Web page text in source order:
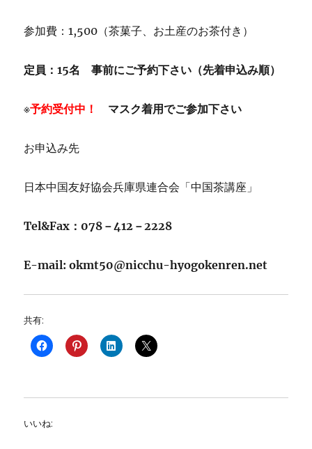
参加費：1,500（茶菓子、お土産のお茶付き）
定員：15名 事前にご予約下さい（先着申込み順）
※予約受付中！ マスク着用でご参加下さい
お申込み先
日本中国友好協会兵庫県連合会「中国茶講座」
Tel&Fax：078－412－2228
E-mail: okmt50@nicchu-hyogokenren.net
共有:
いいね: